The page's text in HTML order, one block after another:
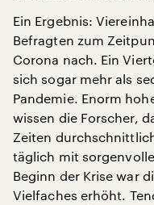
Ein Ergebnis:
Befragten zum
Corona nach. Ein
sich sogar mehr als
Pandemie. Enorm
wissen die Forscher,
Zeiten
täglich mit
Beginn der Krise war
Vielfaches erhöht.